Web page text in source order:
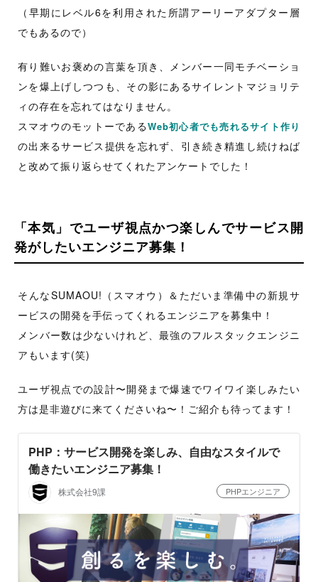
（早期にレベル6を利用された所謂アーリーアダプター層
でもあるので）
有り難いお褒めの言葉を頂き、メンバー一同モチベーショ
ンを爆上げしつつも、その影にあるサイレントマジョリテ
ィの存在を忘れてはなりません。
スマオウのモットーであるWeb初心者でも売れるサイト作り
の出来るサービス提供を忘れず、引き続き精進し続けねば
と改めて振り返らせてくれたアンケートでした！
「本気」でユーザ視点かつ楽しんでサービス開
発がしたいエンジニア募集！
そんなSUMAOU!（スマオウ）＆ただいま準備中の新規サ
ービスの開発を手伝ってくれるエンジニアを募集中！
メンバー数は少ないけれど、最強のフルスタックエンジニ
アもいます(笑)
ユーザ視点での設計〜開発まで爆速でワイワイ楽しみたい
方は是非遊びに来てくださいね〜！ご紹介も待ってます！